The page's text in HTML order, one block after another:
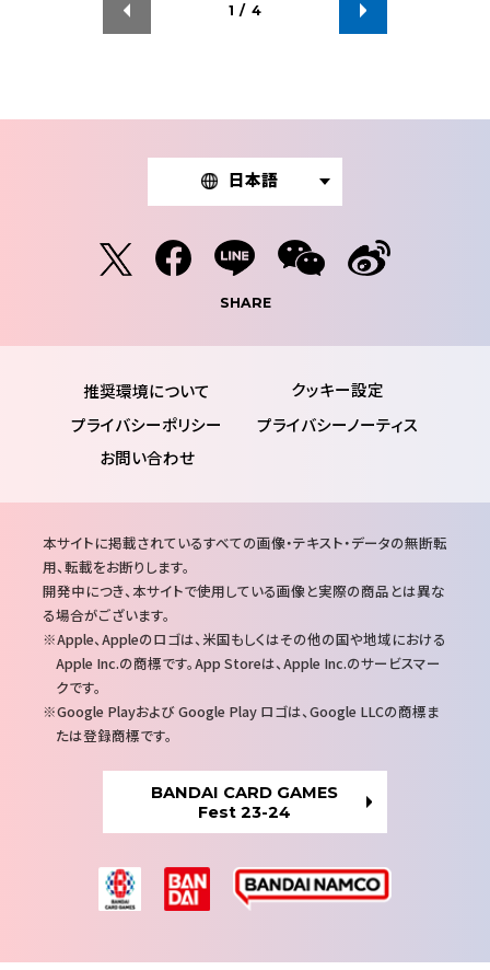
1 / 4
日本語
SHARE
推奨環境について
プライバシーポリシー
プライバシーノーティス
お問い合わせ
注
意
事
項
本サイトに掲載されているすべての画像・テキスト・データの無断転
用、転載をお断りします。
開発中につき、本サイトで使用している画像と実際の商品とは異な
る場合がございます。
Apple、Appleのロゴは、米国もしくはその他の国や地域における
Apple Inc.の商標です。App Storeは、Apple Inc.のサービスマー
クです。
Google Playおよび Google Play ロゴは、Google LLCの商標ま
たは登録商標です。
BANDAI CARD GAMES
Fest 23-24